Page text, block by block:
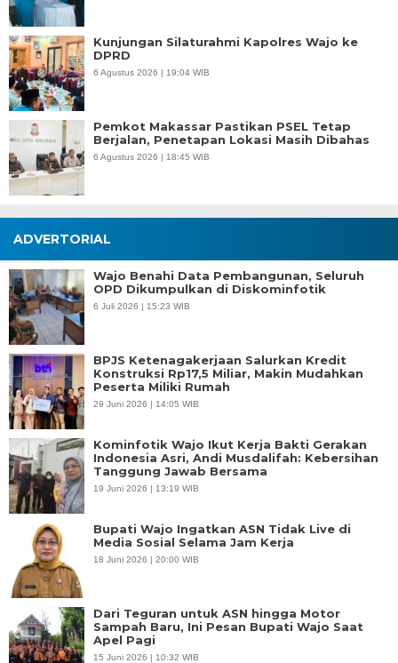
Kunjungan Silaturahmi Kapolres Wajo ke
DPRD
6 Agustus 2026 | 19:04 WIB
Pemkot Makassar Pastikan PSEL Tetap
Berjalan, Penetapan Lokasi Masih Dibahas
6 Agustus 2026 | 18:45 WIB
ADVERTORIAL
Wajo Benahi Data Pembangunan, Seluruh
OPD Dikumpulkan di Diskominfotik
6 Juli 2026 | 15:23 WIB
BPJS Ketenagakerjaan Salurkan Kredit
Konstruksi Rp17,5 Miliar, Makin Mudahkan
Peserta Miliki Rumah
29 Juni 2026 | 14:05 WIB
Kominfotik Wajo Ikut Kerja Bakti Gerakan
Indonesia Asri, Andi Musdalifah: Kebersihan
Tanggung Jawab Bersama
19 Juni 2026 | 13:19 WIB
Bupati Wajo Ingatkan ASN Tidak Live di
Media Sosial Selama Jam Kerja
18 Juni 2026 | 20:00 WIB
Dari Teguran untuk ASN hingga Motor
Sampah Baru, Ini Pesan Bupati Wajo Saat
Apel Pagi
15 Juni 2026 | 10:32 WIB